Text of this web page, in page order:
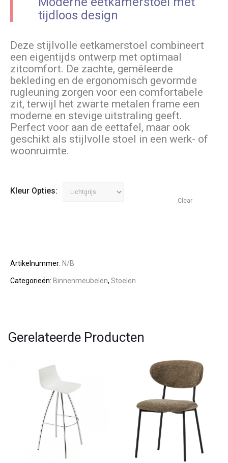
tijdloos design
Deze stijlvolle eetkamerstoel combineert
een eigentijds ontwerp met optimaal
zitcomfort. De zachte, gemêleerde
bekleding en de ergonomisch gevormde
rugleuning zorgen voor een comfortabele
zit, terwijl het zwarte metalen frame een
moderne en stevige uitstraling geeft.
Perfect voor aan de eettafel, maar ook
geschikt als stijlvolle stoel in een werk- of
woonruimte.
Kleur Opties:
Clear
Artikelnummer: N/B
Categorieën: Binnenmeubelen, Stoelen
Gerelateerde Producten